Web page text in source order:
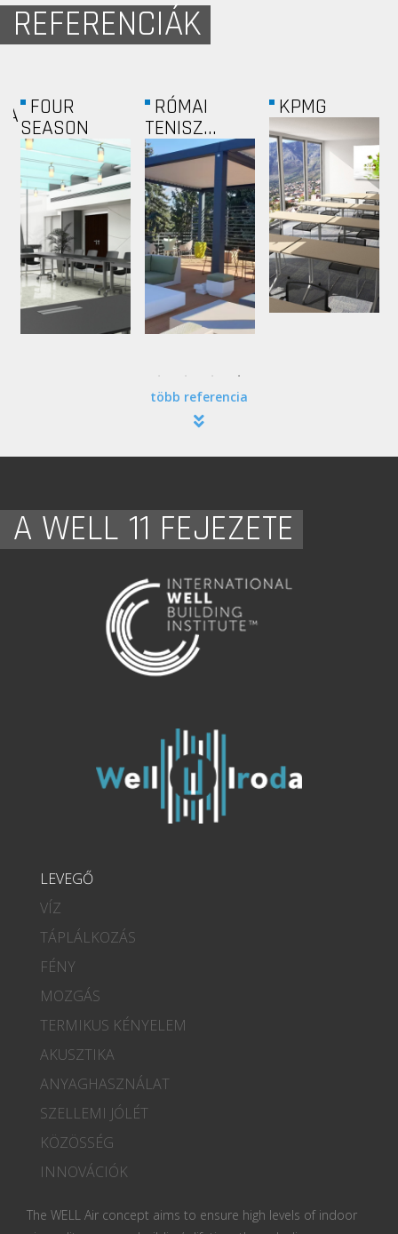
REFERENCIÁK
OFFICE
GARDEN...
FERRY
CONTACT
ENERGIA
KÖZPONT...
több referencia
A WELL 11 FEJEZETE
LEVEGŐ
VÍZ
TÁPLÁLKOZÁS
FÉNY
MOZGÁS
TERMIKUS KÉNYELEM
AKUSZTIKA
ANYAGHASZNÁLAT
SZELLEMI JÓLÉT
KÖZÖSSÉG
INNOVÁCIÓK
The WELL Air concept aims to ensure high levels of indoor